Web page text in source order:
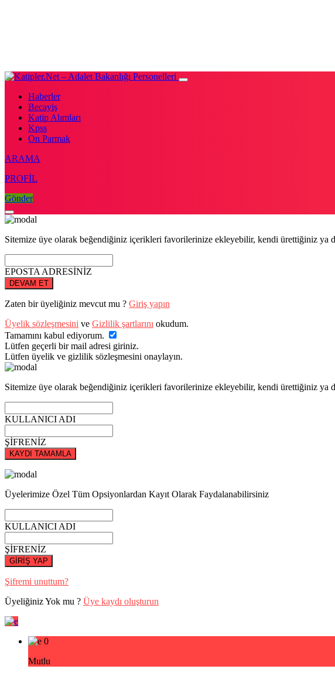
Haberler
Becayiş
Katip Alımları
Kpss
On Parmak
ARAMA
PROFİL
Gönder
Sitemize üye olarak beğendiğiniz içerikleri favorilerinize ekleyebilir, kendi ürettiğiniz
EPOSTA ADRESİNİZ
DEVAM ET
Zaten bir üyeliğiniz mevcut mu ? Giriş yapın
Üyelik sözleşmesini ve Gizlilik şartlarını okudum.
Tamamını kabul ediyorum.
Lütfen geçerli bir mail adresi giriniz.
Lütfen üyelik ve gizlilik sözleşmesini onaylayın.
Sitemize üye olarak beğendiğiniz içerikleri favorilerinize ekleyebilir, kendi ürettiğiniz
KULLANICI ADI
ŞİFRENİZ
KAYDI TAMAMLA
Üyelerimize Özel Tüm Opsiyonlardan Kayıt Olarak Faydalanabilirsiniz
KULLANICI ADI
ŞİFRENİZ
GİRİŞ YAP
Şifremi unuttum?
Üyeliğiniz Yok mu ? Üye kaydı oluşturun
0
Mutlu